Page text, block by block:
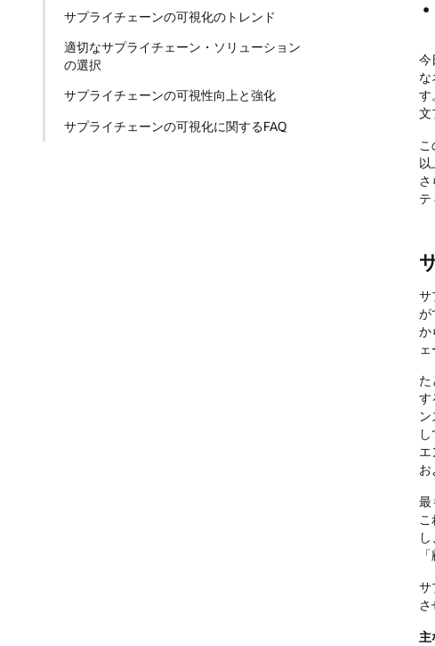
サプライチェーンの可視化のトレンド
適切なサプライチェーン・ソリューション
の選択
サプライチェーンの可視性向上と強化
サプライチェーンの可視化に関するFAQ
今
す
文
以
テ
サ
が
か
す
お
最
サ
さ
主